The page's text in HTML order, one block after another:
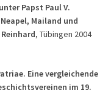
Papst Paul V.
Mailand und
, Tübingen 2004
Eine vergleichende
im 19.